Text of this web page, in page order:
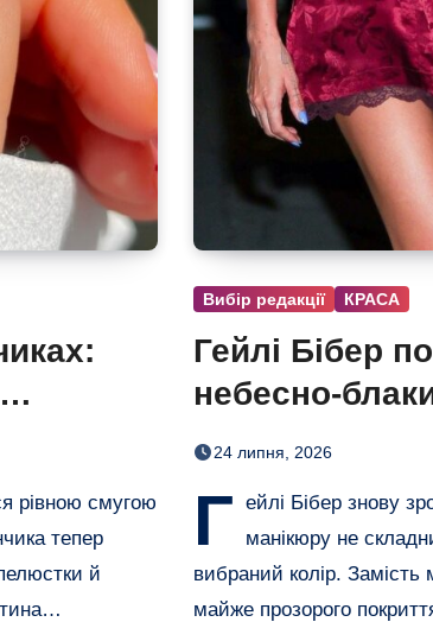
рівною смугою
тепер
й
Вибір редакції КРАСА
Гейлі Бібер
небесно-
— відтінок,
24 липня, 2026
Г ейлі Бібер знову
манікюру не
вибраний колір. Замість
майже прозорого